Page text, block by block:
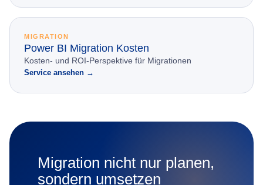
MIGRATION
Power BI Migration Kosten
Kosten- und ROI-Perspektive für Migrationen
Service ansehen →
Migration nicht nur planen,
sondern umsetzen